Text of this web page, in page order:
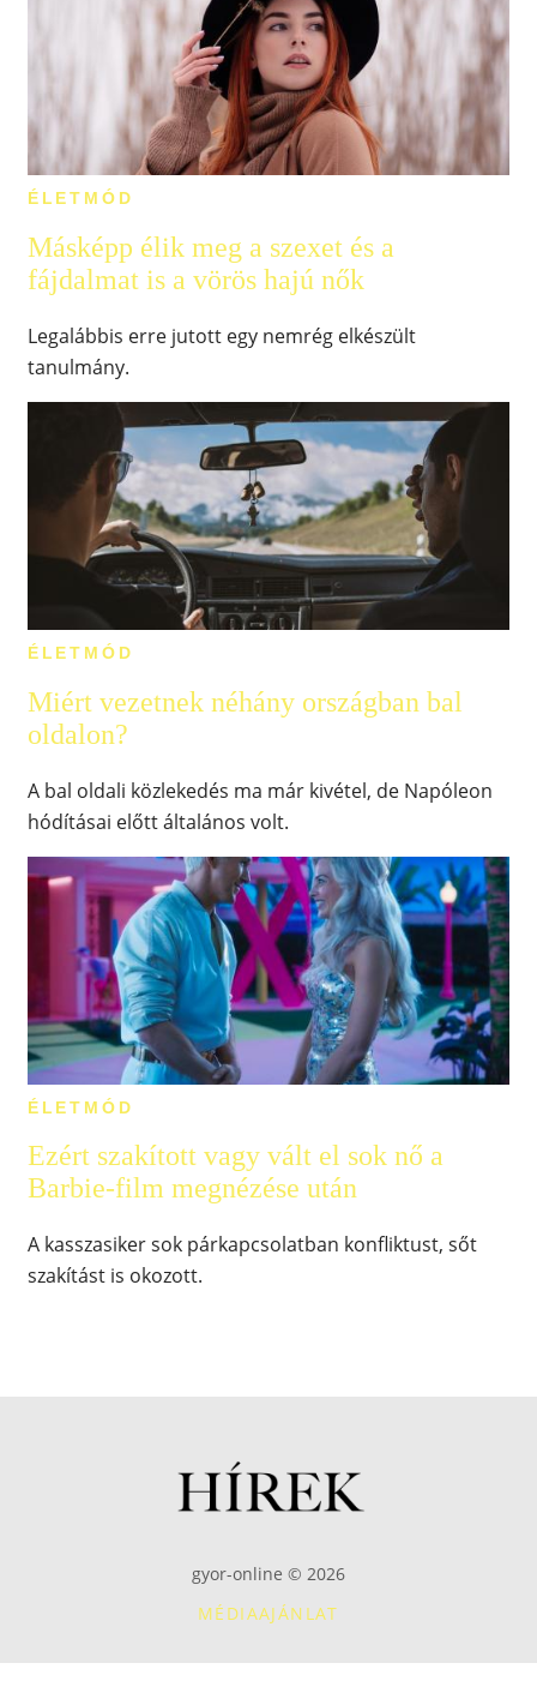
ÉLETMÓD
Másképp élik meg a szexet és a
fájdalmat is a vörös hajú nők
Legalábbis erre jutott egy nemrég elkészült
tanulmány.
ÉLETMÓD
Miért vezetnek néhány országban bal
oldalon?
A bal oldali közlekedés ma már kivétel, de Napóleon
hódításai előtt általános volt.
ÉLETMÓD
Ezért szakított vagy vált el sok nő a
Barbie-film megnézése után
A kasszasiker sok párkapcsolatban konfliktust, sőt
szakítást is okozott.
gyor-online © 2026
MÉDIAAJÁNLAT